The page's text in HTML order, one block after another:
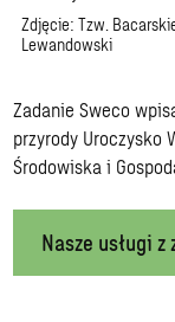
Zdjęcie: Tzw.
Lewandowski
Zadanie Sweco
przyrody Uroczysko
Środowiska i
Nasze usługi